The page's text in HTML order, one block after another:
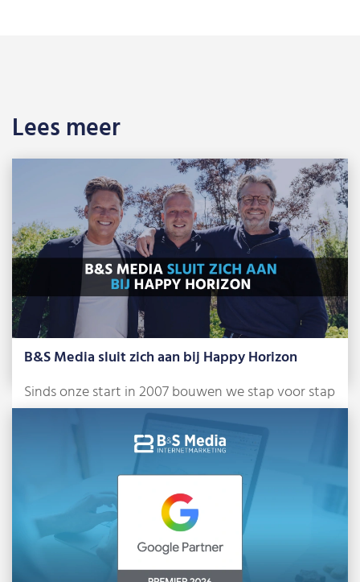
Lees meer
B&S Media sluit zich aan bij Happy Horizon
Sinds onze start in 2007 bouwen we stap voor stap
aan ons bureau. Anno […]
Lees meer »